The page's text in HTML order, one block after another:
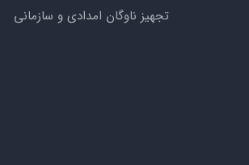
تجهیز ناوگان امدادی و سازمانی